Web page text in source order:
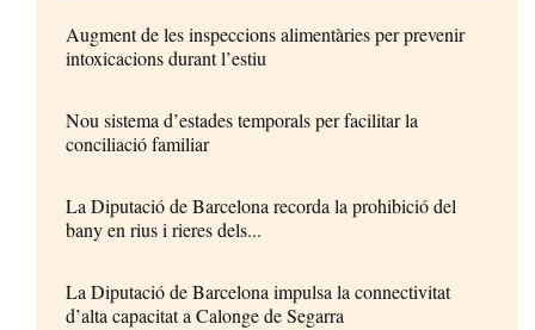
Augment de les inspeccions alimentàries per prevenir
intoxicacions durant l’estiu
Nou sistema d’estades temporals per facilitar la
conciliació familiar
La Diputació de Barcelona recorda la prohibició del
bany en rius i rieres dels...
La Diputació de Barcelona impulsa la connectivitat
d’alta capacitat a Calonge de Segarra